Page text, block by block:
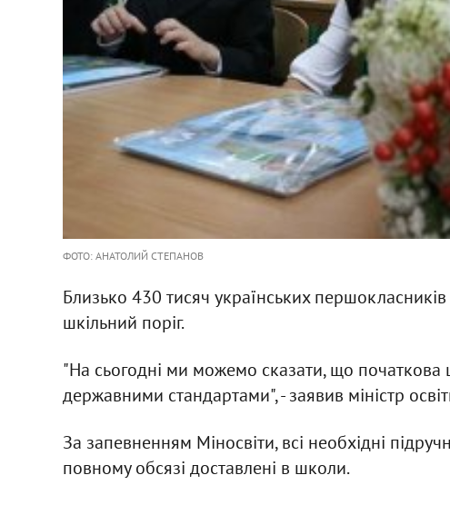
ФОТО: АНАТОЛИЙ СТЕПАНОВ
Близько 430 тиcяч українських першокласників
шкільний поріг.
"На сьогодні ми можемо сказати, що
державними стандартами", - заявив міністр
За запевненням Міносвіти, всі необхідні
повному обсязі доставлені в школи.